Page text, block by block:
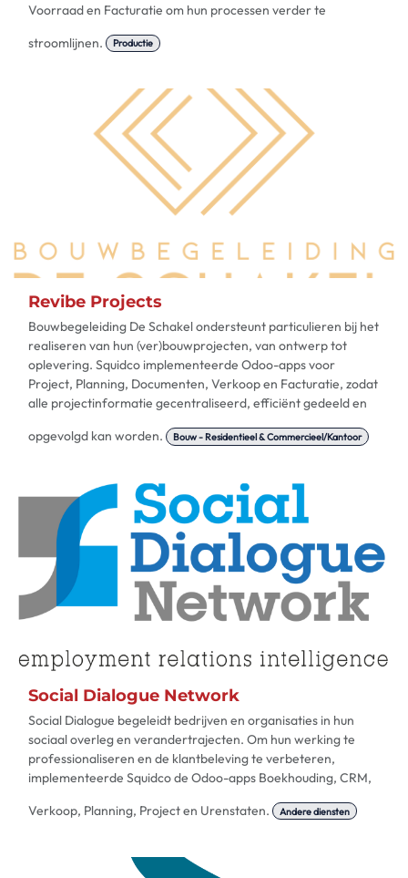
Voorraad en Facturatie om hun processen verder te
stroomlijnen.
Productie
Revibe Projects
Bouwbegeleiding De Schakel ondersteunt particulieren bij het
realiseren van hun (ver)bouwprojecten, van ontwerp tot
oplevering. Squidco implementeerde Odoo-apps voor
Project, Planning, Documenten, Verkoop en Facturatie, zodat
alle projectinformatie gecentraliseerd, efficiënt gedeeld en
opgevolgd kan worden.
Bouw - Residentieel & Commercieel/Kantoor
Social Dialogue Network
Social Dialogue begeleidt bedrijven en organisaties in hun
sociaal overleg en verandertrajecten. Om hun werking te
professionaliseren en de klantbeleving te verbeteren,
implementeerde Squidco de Odoo-apps Boekhouding, CRM,
Verkoop, Planning, Project en Urenstaten.
Andere diensten